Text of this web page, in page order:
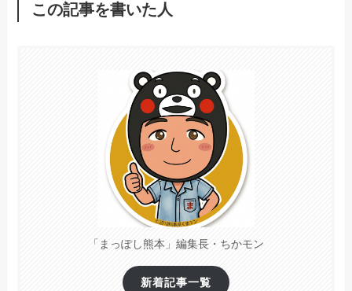
この記事を書いた人
「まっぽし熊本」編集長・ちかモン
新着記事一覧